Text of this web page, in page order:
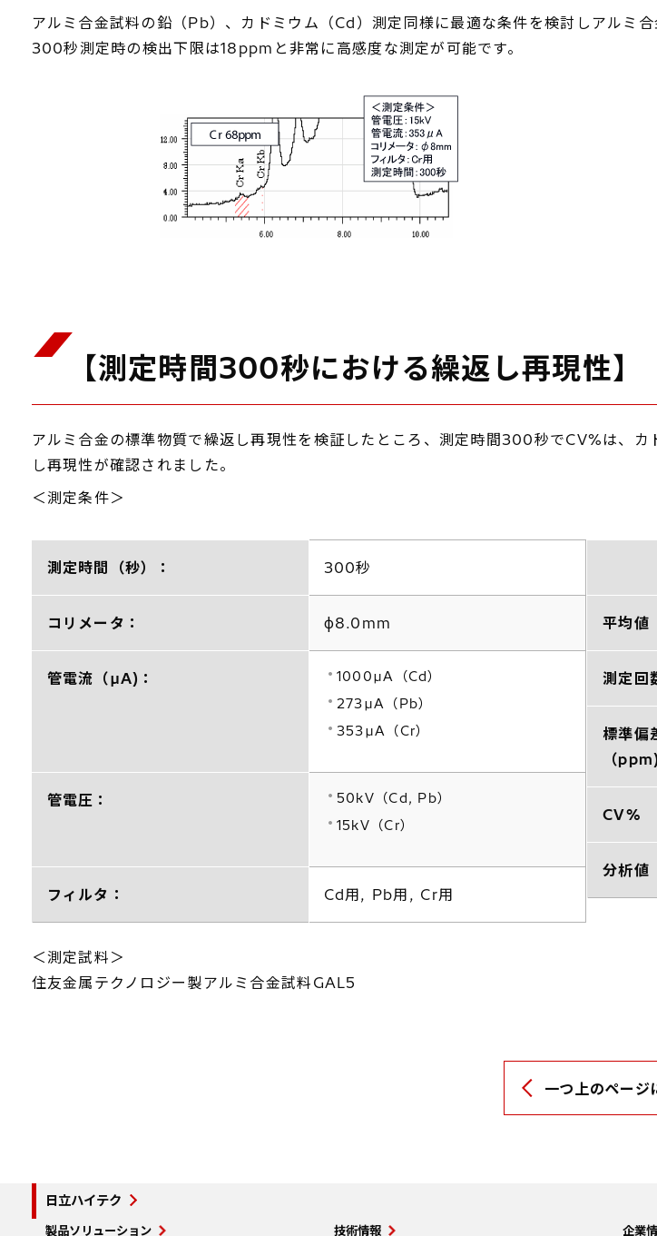
アルミ合金試料の鉛（Pb）、カドミウム（Cd）測定同様に最適な条件を検討しアルミ
300秒測定時の検出下限は18ppmと非常に高感度な測定が可能です。
【測定時間300秒における繰返し再現性】
アルミ合金の標準物質で繰返し再現性を検証したところ、測定時間300秒でCV%は、
し再現性が確認されました。
＜測定条件＞
測定時間（秒）： 300秒
コリメータ： φ8.0mm
管電流（µA)：
1000µA（Cd）
273µA（Pb）
353µA（Cr）
管電圧：
50kV（Cd, Pb）
15kV（Cr）
フィルタ： Cd用, Pb用, Cr用
＜測定試料＞
住友金属テクノロジー製アルミ合金試料GAL5
平均値
測定回
標準偏
（ppm)
CV%
分析値
一つ上のページ
日立ハイテク
製品ソリューション 技術情報 企業